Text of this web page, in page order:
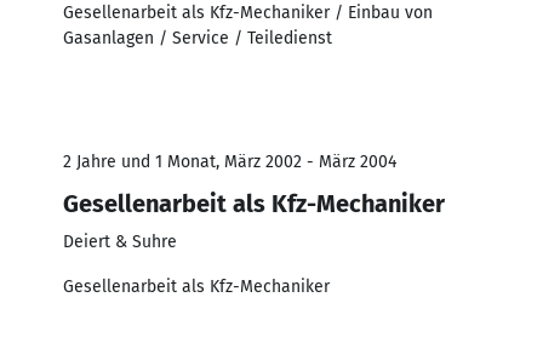
Gesellenarbeit als Kfz-Mechaniker / Einbau von
Gasanlagen / Service / Teiledienst
2 Jahre und 1 Monat, März 2002 - März 2004
Gesellenarbeit als Kfz-Mechaniker
Deiert & Suhre
Gesellenarbeit als Kfz-Mechaniker